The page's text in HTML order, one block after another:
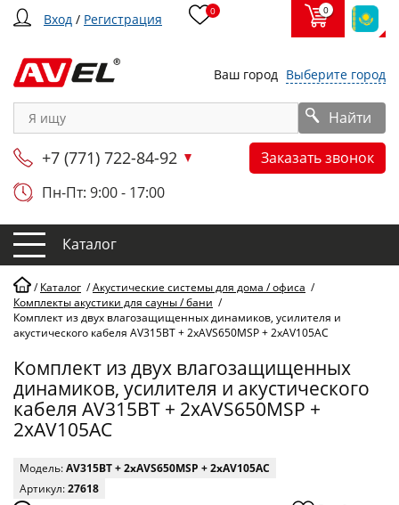
Вход / Регистрация 0 0
Ваш город Выберите город
Найти
+7 (771) 722-84-92
Заказать звонок
Пн-Пт: 9:00 - 17:00
Каталог
/Каталог /Акустические системы для дома / офиса /
Комплекты акустики для сауны / бани /
Комплект из двух влагозащищенных динамиков, усилителя и
акустического кабеля AV315BT + 2xAVS650MSP + 2xAV105AC
Комплект из двух влагозащищенных
динамиков, усилителя и акустического
кабеля AV315BT + 2xAVS650MSP +
2xAV105AC
Модель:AV315BT + 2xAVS650MSP + 2xAV105AC
Артикул:27618